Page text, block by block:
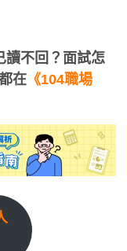
讀不回？面試怎
在 《104職場